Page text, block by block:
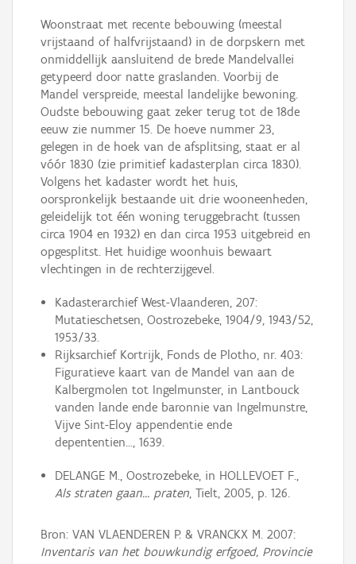
Woonstraat met recente bebouwing (meestal
vrijstaand of halfvrijstaand) in de dorpskern met
onmiddellijk aansluitend de brede Mandelvallei
getypeerd door natte graslanden. Voorbij de
Mandel verspreide, meestal landelijke bewoning.
Oudste bebouwing gaat zeker terug tot de 18de
eeuw zie nummer 15. De hoeve nummer 23,
gelegen in de hoek van de afsplitsing, staat er al
vóór 1830 (zie primitief kadasterplan circa 1830).
Volgens het kadaster wordt het huis,
oorspronkelijk bestaande uit drie wooneenheden,
geleidelijk tot één woning teruggebracht (tussen
circa 1904 en 1932) en dan circa 1953 uitgebreid en
opgesplitst. Het huidige woonhuis bewaart
vlechtingen in de rechterzijgevel.
Kadasterarchief West-Vlaanderen, 207:
Mutatieschetsen, Oostrozebeke, 1904/9, 1943/52,
1953/33.
Rijksarchief Kortrijk, Fonds de Plotho, nr. 403:
Figuratieve kaart van de Mandel van aan de
Kalbergmolen tot Ingelmunster, in Lantbouck
vanden lande ende baronnie van Ingelmunstre,
Vijve Sint-Eloy appendentie ende
depententien..., 1639.
DELANGE M., Oostrozebeke, in HOLLEVOET F.,
Als straten gaan… praten, Tielt, 2005, p. 126.
Bron: VAN VLAENDEREN P. & VRANCKX M. 2007:
Inventaris van het bouwkundig erfgoed, Provincie